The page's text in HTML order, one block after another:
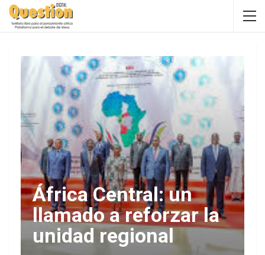
África Central: un
llamado a reforzar la
unidad regional